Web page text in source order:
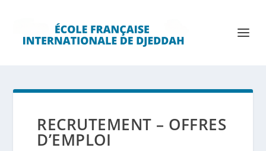
RECRUTEMENT – OFFRES
D’EMPLOI